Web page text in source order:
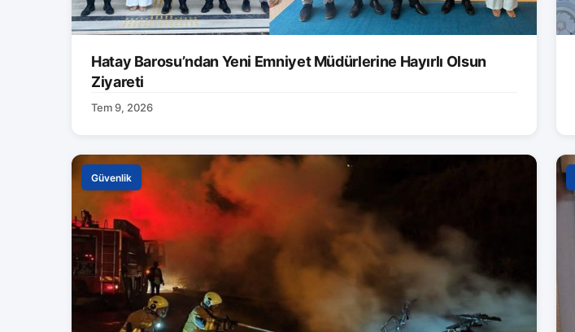
Hatay Barosu’ndan Yeni Emniyet Müdürlerine Hayırlı Olsun
Ziyareti
Tem 9, 2026
Güvenlik